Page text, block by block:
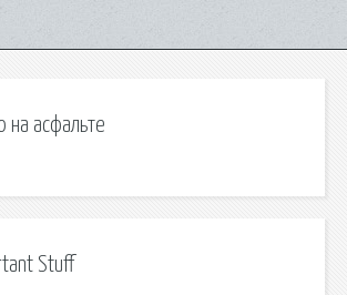
на асфальте
Stuff